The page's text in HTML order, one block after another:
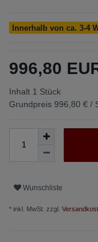
Innerhalb von ca. 3-4
996,80
Inhalt 1 Stück
Grundpreis 996,80 € /
Wunschliste
* inkl. MwSt. zzgl.